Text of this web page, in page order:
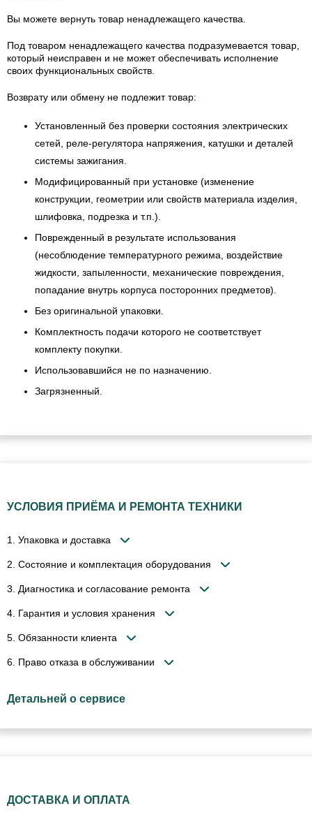
Вы можете вернуть товар ненадлежащего качества.
Под товаром ненадлежащего качества подразумевается товар,
который неисправен и не может обеспечивать исполнение
своих функциональных свойств.
Возврату или обмену не подлежит товар:
Установленный без проверки состояния электрических
сетей, реле-регулятора напряжения, катушки и деталей
системы зажигания.
Модифицированный при установке (изменение
конструкции, геометрии или свойств материала изделия,
шлифовка, подрезка и т.п.).
Поврежденный в результате использования
(несоблюдение температурного режима, воздействие
жидкости, запыленности, механические повреждения,
попадание внутрь корпуса посторонних предметов).
Без оригинальной упаковки.
Комплектность подачи которого не соответствует
комплекту покупки.
Использовавшийся не по назначению.
Загрязненный.
УСЛОВИЯ ПРИЁМА И РЕМОНТА ТЕХНИКИ
1. Упаковка и доставка
2. Состояние и комплектация оборудования
3. Диагностика и согласование ремонта
4. Гарантия и условия хранения
5. Обязанности клиента
6. Право отказа в обслуживании
Детальней о сервисе
ДОСТАВКА И ОПЛАТА